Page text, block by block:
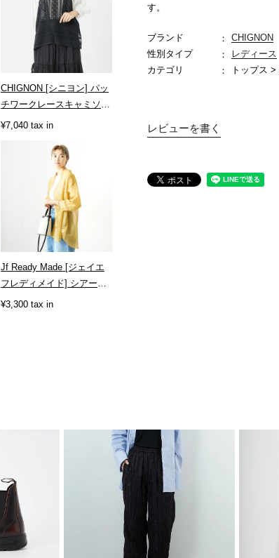
CHIGNON [シニヨン] パッ
チワークレースキャミソー
ル [1861-050BZ]
¥7,040 tax in
Jf Ready Made [ジェイエ
フレディメイド] シアーリ
ネンバックリボンシャツ...
¥3,300 tax in
す。
ブランド
CHIGNON
性別タイプ
レディース
カテゴリ
トップス >
レビューを書く